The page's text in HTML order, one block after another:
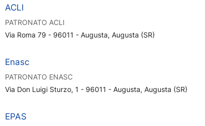
ACLI
PATRONATO ACLI
Via Roma 79 - 96011 - Augusta, Augusta (SR)
Enasc
PATRONATO ENASC
Via Don Luigi Sturzo, 1 - 96011 - Augusta, Augusta (SR)
EPAS